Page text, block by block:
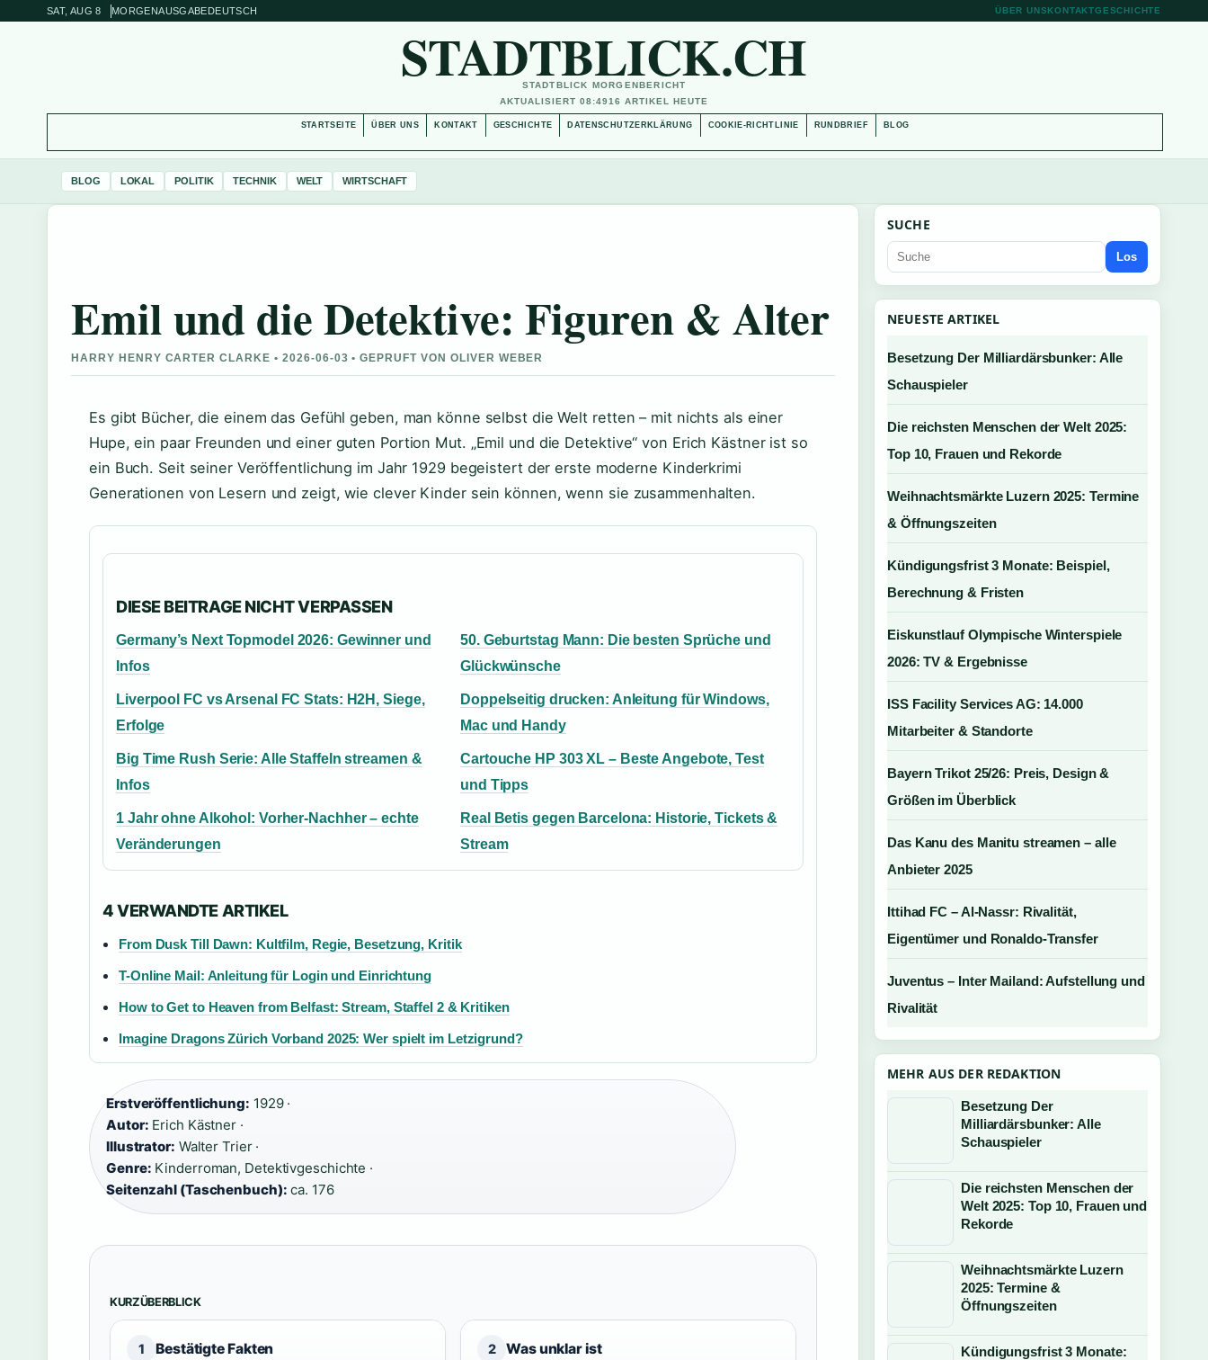
SAT, AUG 8 MORGENAUSGABEDEUTSCH ÜBER UNSKONTAKTGESCHICHTE
STADTBLICK.CH
STADTBLICK MORGENBERICHT
AKTUALISIERT 08:4916 ARTIKEL HEUTE
STARTSEITE ÜBER UNS KONTAKT GESCHICHTE DATENSCHUTZERKLÄRUNG COOKIE-RICHTLINIE RUNDBRIEF BLOG
BLOG LOKAL POLITIK TECHNIK WELT WIRTSCHAFT
Emil und die Detektive: Figuren & Alter
HARRY HENRY CARTER CLARKE • 2026-06-03 • GEPRUFT VON OLIVER WEBER
Es gibt Bücher, die einem das Gefühl geben, man könne selbst die Welt retten – mit nichts als einer
Hupe, ein paar Freunden und einer guten Portion Mut. „Emil und die Detektive“ von Erich Kästner ist so
ein Buch. Seit seiner Veröffentlichung im Jahr 1929 begeistert der erste moderne Kinderkrimi
Generationen von Lesern und zeigt, wie clever Kinder sein können, wenn sie zusammenhalten.
DIESE BEITRAGE NICHT VERPASSEN
Germany’s Next Topmodel 2026: Gewinner und
Infos
50. Geburtstag Mann: Die besten Sprüche und
Glückwünsche
Liverpool FC vs Arsenal FC Stats: H2H, Siege,
Erfolge
Doppelseitig drucken: Anleitung für Windows,
Mac und Handy
Big Time Rush Serie: Alle Staffeln streamen &
Infos
Cartouche HP 303 XL – Beste Angebote, Test
und Tipps
1 Jahr ohne Alkohol: Vorher-Nachher – echte
Veränderungen
Real Betis gegen Barcelona: Historie, Tickets &
Stream
4 VERWANDTE ARTIKEL
From Dusk Till Dawn: Kultfilm, Regie, Besetzung, Kritik
T-Online Mail: Anleitung für Login und Einrichtung
How to Get to Heaven from Belfast: Stream, Staffel 2 & Kritiken
Imagine Dragons Zürich Vorband 2025: Wer spielt im Letzigrund?
Erstveröffentlichung: 1929 ·
Autor: Erich Kästner ·
Illustrator: Walter Trier ·
Genre: Kinderroman, Detektivgeschichte ·
Seitenzahl (Taschenbuch): ca. 176
KURZÜBERBLICK
1 Bestätigte Fakten 2 Was unklar ist
SUCHE
Los
NEUESTE ARTIKEL
Besetzung Der Milliardärsbunker: Alle
Schauspieler
Die reichsten Menschen der Welt 2025:
Top 10, Frauen und Rekorde
Weihnachtsmärkte Luzern 2025: Termine
& Öffnungszeiten
Kündigungsfrist 3 Monate: Beispiel,
Berechnung & Fristen
Eiskunstlauf Olympische Winterspiele
2026: TV & Ergebnisse
ISS Facility Services AG: 14.000
Mitarbeiter & Standorte
Bayern Trikot 25/26: Preis, Design &
Größen im Überblick
Das Kanu des Manitu streamen – alle
Anbieter 2025
Ittihad FC – Al-Nassr: Rivalität,
Eigentümer und Ronaldo-Transfer
Juventus – Inter Mailand: Aufstellung und
Rivalität
MEHR AUS DER REDAKTION
Besetzung Der
Milliardärsbunker: Alle
Schauspieler
Die reichsten Menschen der
Welt 2025: Top 10, Frauen und
Rekorde
Weihnachtsmärkte Luzern
2025: Termine &
Öffnungszeiten
Kündigungsfrist 3 Monate: